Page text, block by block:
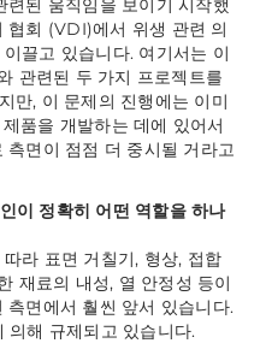
협회 (VDI)에서 위생 관련 의
끌고 있습니다. 여기서는 이
관련된 두 가지 프로젝트를
만, 이 문제의 진행에는 이미
품을 개발하는 데에 있어서
면이 점점 더 중시될 거라고
이 정확히 어떤 역할을 하나
라 표면 거칠기, 형상, 접합
재료의 내성, 열 안정성 등이
면에서 훨씬 앞서 있습니다.
의해 규제되고 있습니다.